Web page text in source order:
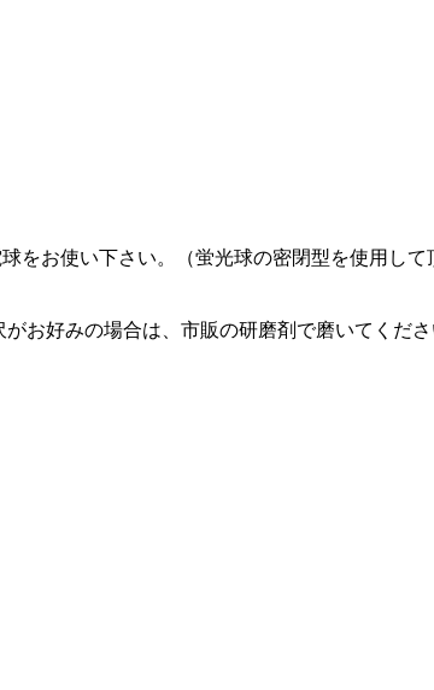
をお使い下さい。（蛍光球の密閉型を使用して
お好みの場合は、市販の研磨剤で磨いてくださ